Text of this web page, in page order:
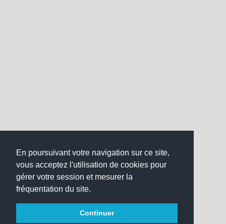
En poursuivant votre navigation sur ce site,
vous acceptez l'utilisation de cookies pour
gérer votre session et mesurer la
fréquentation du site.
Continuer